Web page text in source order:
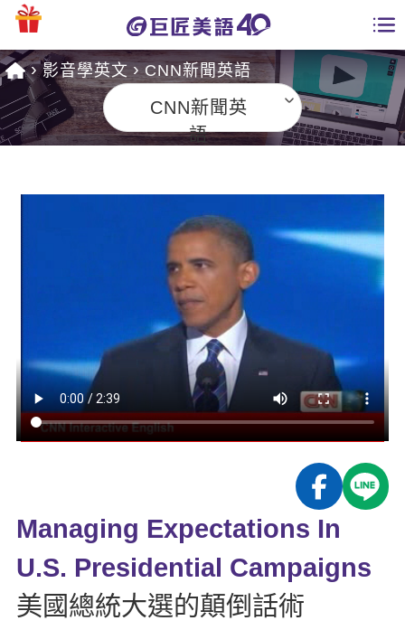
課程總覽
英文檢定
TOEIC 多益課程
IELTS 雅思課程
能力養成
自然發音
開口溜英文
旅遊英文
基礎字彙
特色課程
英語俱樂部
ECAM
Let's Talk
日語
韓語
西班牙語
更多
一對一家教
企業訓練
多益秒學堂
影音學英文
學習分享
學員故事
活動花絮
校園贊助
學員專區
Recruiting
影音學英文 CNN新聞英語
CNN新聞英
語
Managing Expectations In
U.S. Presidential Campaigns
美國總統大選的顛倒話術